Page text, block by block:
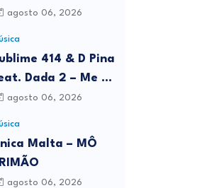
fiz Quê?
agosto 06, 2026
414 & D Pina
Dada 2 – Me Dá
agosto 06, 2026
Malta – MÔ
agosto 06, 2026